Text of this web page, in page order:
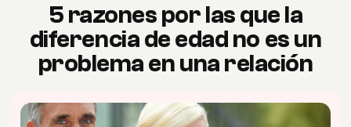
5 razones por las que la
diferencia de edad no es un
problema en una relación